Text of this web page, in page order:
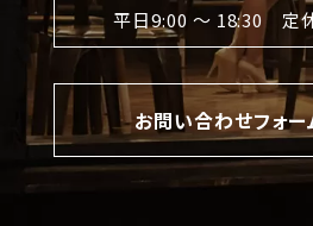
平日9:00 〜 18:30 定
お問い合わせフォー